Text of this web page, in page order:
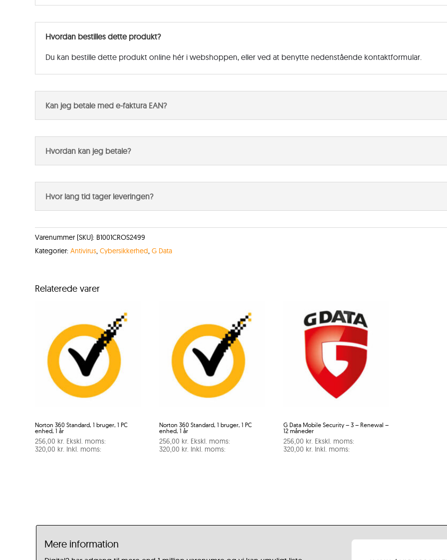
Hvordan bestilles dette produkt?
Du kan bestille dette produkt online hér i webshoppen, eller ved at benytte nedenstående kontaktformular.
Kan jeg betale med e-faktura EAN?
Hvordan kan jeg betale?
Hvor lang tid tager leveringen?
Varenummer (SKU): B1001CROS2499
Kategorier: Antivirus, Cybersikkerhed, G Data
Relaterede varer
Norton 360 Standard, 1 bruger, 1 PC
enhed, 1 år
256,00 kr. Ekskl. moms:
320,00 kr. Inkl. moms:
Norton 360 Standard, 1 bruger, 1 PC
enhed, 1 år
256,00 kr. Ekskl. moms:
320,00 kr. Inkl. moms:
G Data Mobile Security – 3 – Renewal –
12 måneder
256,00 kr. Ekskl. moms:
320,00 kr. Inkl. moms:
Mere information